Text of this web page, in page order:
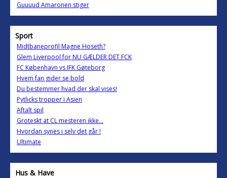
Guuuud Amaronen stiger
Sport
Midtbaneprofil Magne Hoseth?
Glem Liverpool for NU GÆLDER DET FCK
FC København vs IFK Gøteborg
Hvem fan gider se bold
Du bestemmer hvad der skal vises!
Pytlicks tropper i Asien
Aftalt spil
Groteskt at CL mesteren ikke...
Hvordan synes i selv det går !
Ultimate
Hus & Have